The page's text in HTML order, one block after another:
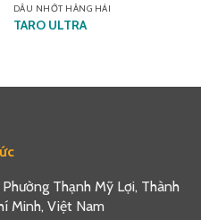
DẦU NHỚT HÀNG HẢI
TARO ULTRA
Thạnh Mỹ Lợi, Thành
Minh, Việt Nam